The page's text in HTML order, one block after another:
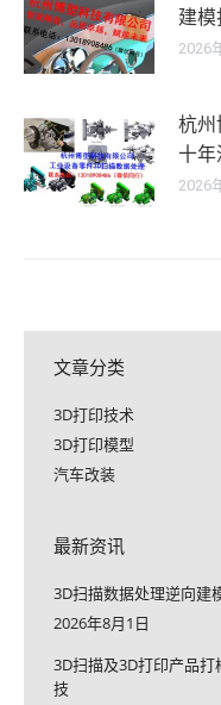
建
2026
杭
十年
2026
文章分类
3D打印技术
3D打印模型
汽车改装
最新资讯
3D扫描数据处理逆向建
2026年8月1日
3D扫描及3D打印产品
技